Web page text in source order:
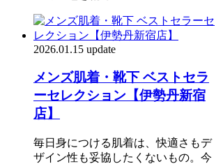
2026.01.15 update
メンズ肌着・靴下 ベストセラ
ーセレクション【伊勢丹新宿
店】
毎日身につける肌着は、快適さもデ
ザイン性も妥協したくないもの。今